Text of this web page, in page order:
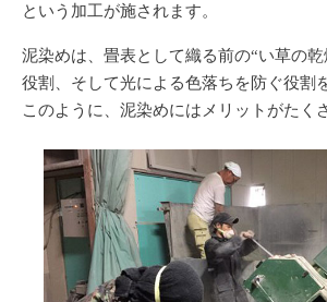
という加工が施されます。
泥染めは、畳表として織る前の“い草の
役割、そして光による色落ちを防ぐ役割
このように、泥染めにはメリットがたく